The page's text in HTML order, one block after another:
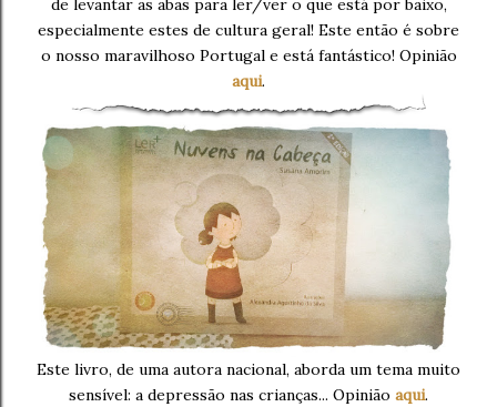
de levantar as abas para ler/ver o que está por baixo,
especialmente estes de cultura geral! Este então é sobre
o nosso maravilhoso Portugal e está fantástico! Opinião
aqui.
Este livro, de uma autora nacional, aborda um tema muito
sensível: a depressão nas crianças... Opinião aqui.